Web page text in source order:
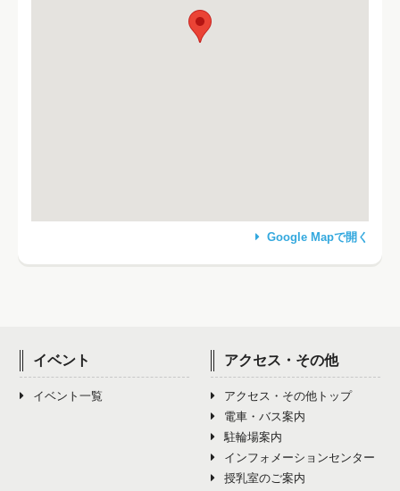
Google Mapで開く
イベント
イベント一覧
アクセス・その他
アクセス・その他トップ
電車・バス案内
駐輪場案内
インフォメーションセンター
授乳室のご案内